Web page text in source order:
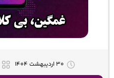
۳۰ اردیبهشت ۱۴۰۴